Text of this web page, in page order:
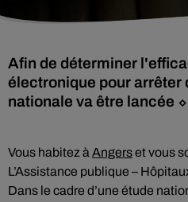
Afin de déterminer
électronique pour arrêter
nationale va être lancée ⬦
Vous habitez à Angerset vous
L’Assistance publique –
Dans le cadre d’une étude